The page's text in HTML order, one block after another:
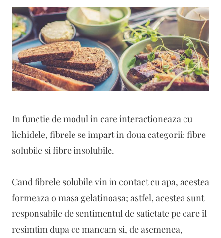
In functie de modul in care interactioneaza cu
lichidele, fibrele se impart in doua categorii: fibre
solubile si fibre insolubile.
Cand fibrele solubile vin in contact cu apa, acestea
formeaza o masa gelatinoasa; astfel, acestea sunt
responsabile de sentimentul de satietate pe care il
resimtim dupa ce mancam si, de asemenea,